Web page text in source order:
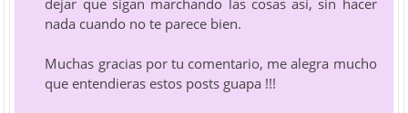
dejar que sigan marchando las cosas así, sin hacer
nada cuando no te parece bien.
Muchas gracias por tu comentario, me alegra mucho
que entendieras estos posts guapa !!!